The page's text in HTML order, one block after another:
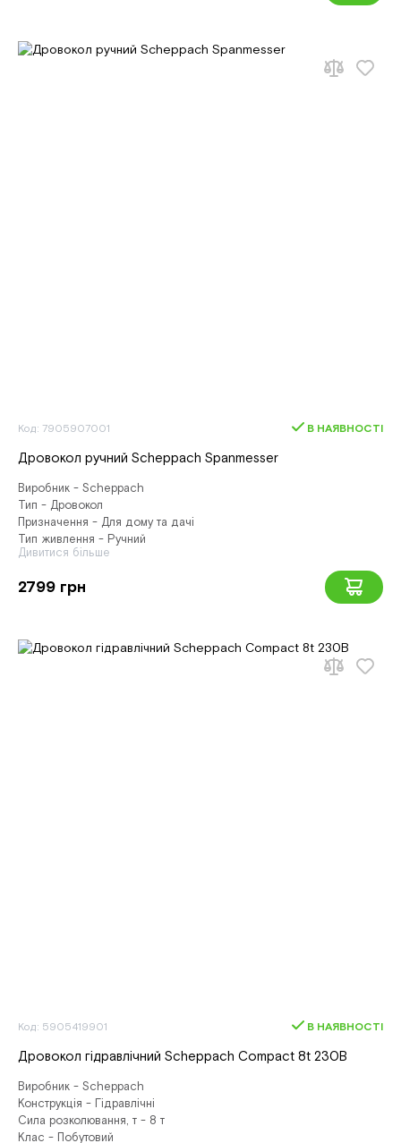
Код: 7905907001 В НАЯВНОСТІ
Дровокол ручний Scheppach Spanmesser
Виробник - Scheppach
Тип - Дровокол
Призначення - Для дому та дачі
Тип живлення - Ручний
Дивитися більше
2799 грн
Код: 5905419901 В НАЯВНОСТІ
Дровокол гідравлічний Scheppach Compact 8t 230В
Виробник - Scheppach
Конструкція - Гідравлічні
Сила розколювання, т - 8 т
Клас - Побутовий